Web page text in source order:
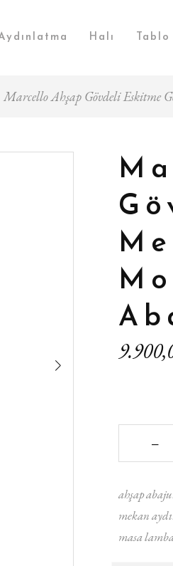
Halı Tablo
Marcello Ahşap Gövdeli Eskitme
‒
ahşap
mekan
masa